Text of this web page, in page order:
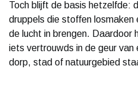
Toch blijft de basis hetzelfde:
druppels die stoffen losmaken
de lucht in brengen. Daardoor
iets vertrouwds in de geur van
dorp, stad of natuurgebied